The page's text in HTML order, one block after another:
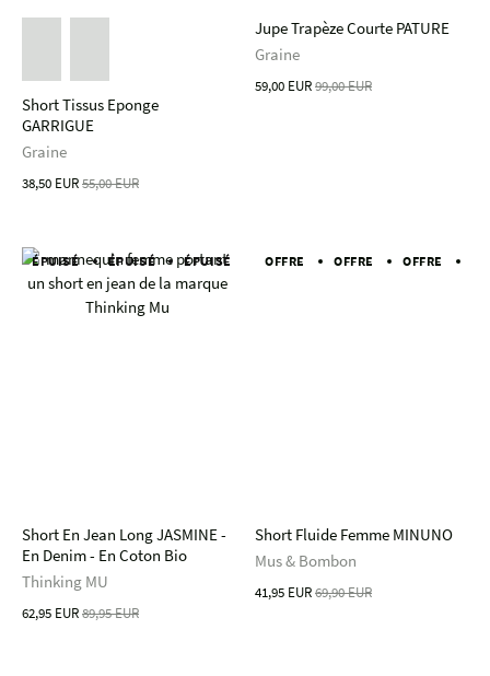
Short Tissus Eponge
GARRIGUE
Graine
38,50 EUR55,00 EUR
Jupe Trapèze Courte PATURE
Graine
59,00 EUR99,00 EUR
ÉPUISÉ ÉPUISÉ ÉPUISÉ ÉPUISÉ ÉPUISÉ ÉPUISÉ
Short En Jean Long JASMINE -
En Denim - En Coton Bio
Thinking MU
62,95 EUR89,95 EUR
OFFRE OFFRE OFFRE
Short Fluide Femme MINUNO
Mus & Bombon
41,95 EUR69,90 EUR